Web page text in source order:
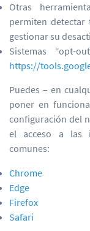
Otras
permiten detectar
gestionar su
Sistemas “opt-
https://
Puedes – en
poner en
configuración del
el acceso a las
comunes:
Chrome
Edge
Firefox
Safari